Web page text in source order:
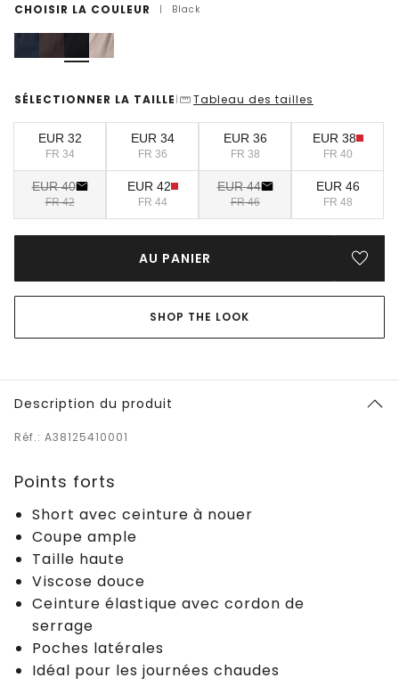
CHOISIR LA COULEUR | Black
SÉLECTIONNER LA TAILLE | Tableau des tailles
EUR 32
FR 34
EUR 34
FR 36
EUR 36
FR 38
EUR 38
FR 40
EUR 40
FR 42
EUR 42
FR 44
EUR 44
FR 46
EUR 46
FR 48
AU PANIER
SHOP THE LOOK
Description du produit
Réf.: A38125410001
Points forts
Short avec ceinture à nouer
Coupe ample
Taille haute
Viscose douce
Ceinture élastique avec cordon de
serrage
Poches latérales
Idéal pour les journées chaudes